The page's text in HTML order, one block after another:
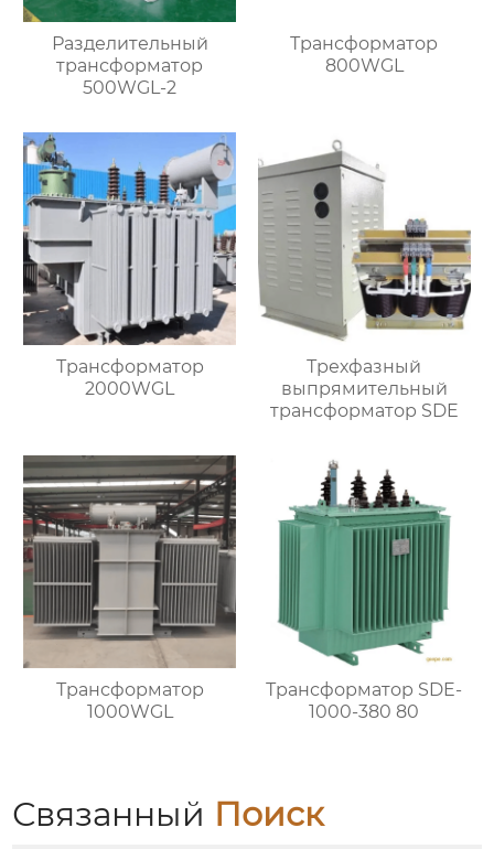
Разделительный
трансформатор
500WGL-2
Трансформатор
800WGL
Трансформатор
2000WGL
Трехфазный
выпрямительный
трансформатор SDE
Трансформатор
1000WGL
Трансформатор SDE-
1000-380 80
Связанный Поиск